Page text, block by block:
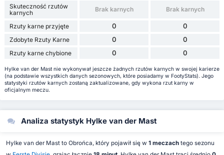
Skuteczność rzutów
karnych
Brak karnych Brak karnych
Rzuty karne przyjęte 0 0
Zdobyte Rzuty Karne 0 0
Rzuty karne chybione 0 0
Hylke van der Mast nie wykonywał jeszcze żadnych rzutów karnych w swojej karierze
(na podstawie wszystkich danych sezonowych, które posiadamy w FootyStats). Jego
statystyki rzutów karnych zostaną zaktualizowane, gdy wykona rzut karny w
oficjalnym meczu.
Analiza statystyk Hylke van der Mast
Hylke van der Mast to Obrońca, który pojawił się w 1 meczachtego sezonu